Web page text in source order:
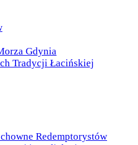
Gdynia
Tradycji Łacińskiej
Redemptorystów